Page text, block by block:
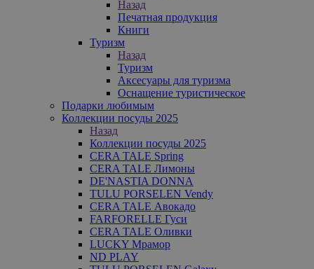
Назад
Печатная продукция
Книги
Туризм
Назад
Туризм
Аксесуары для туризма
Оснащение туристическое
Подарки любимым
Коллекции посуды 2025
Назад
Коллекции посуды 2025
CERA TALE Spring
CERA TALE Лимоны
DE'NASTIA DONNA
TULU PORSELEN Vendy
CERA TALE Авокадо
FARFORELLE Гуси
CERA TALE Оливки
LUCKY Мрамор
ND PLAY